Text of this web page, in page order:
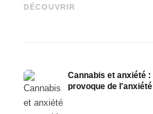
DÉCOUVRIR
CBD, Epidiolex et l'état actuel
Cannabis et anxiété :
provoque de l'anxiété